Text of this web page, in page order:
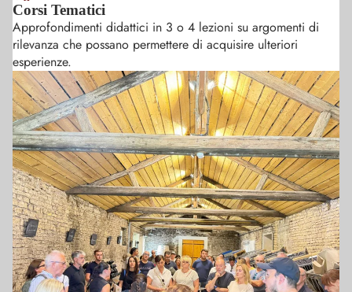
Corsi Tematici
Approfondimenti didattici in 3 o 4 lezioni su argomenti di
rilevanza che possano permettere di acquisire ulteriori
esperienze.